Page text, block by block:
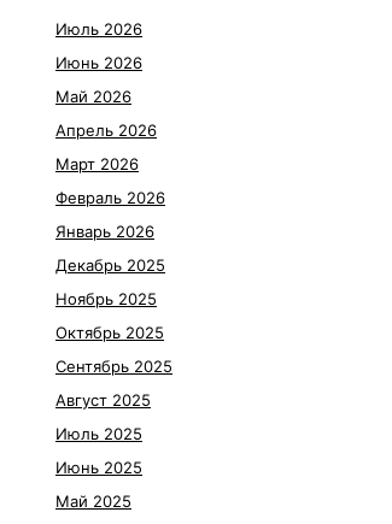
Июль 2026
Июнь 2026
Май 2026
Апрель 2026
Март 2026
Февраль 2026
Январь 2026
Декабрь 2025
Ноябрь 2025
Октябрь 2025
Сентябрь 2025
Август 2025
Июль 2025
Июнь 2025
Май 2025